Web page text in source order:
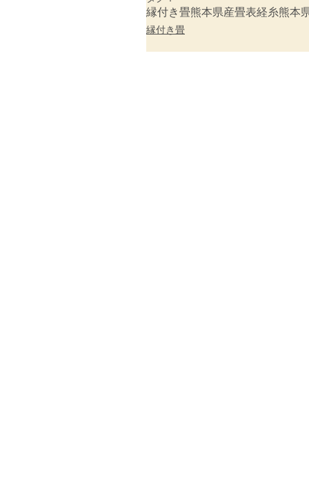
縁付き畳熊本県産畳表経糸熊本
縁付き畳